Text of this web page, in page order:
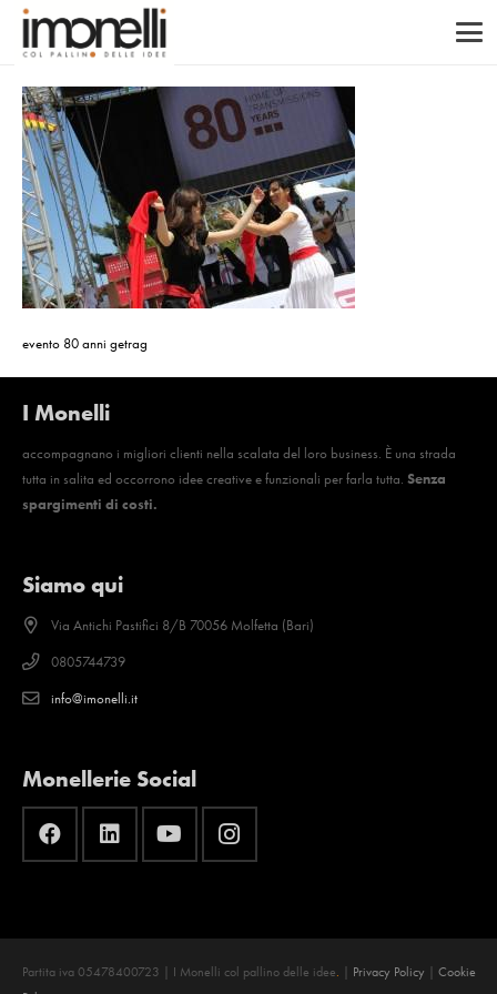
evento 80 anni getrag
I Monelli
accompagnano i migliori clienti nella scalata del loro business. È una strada
tutta in salita ed occorrono idee creative e funzionali per farla tutta. Senza
spargimenti di costi.
Siamo qui
Via Antichi Pastifici 8/B 70056 Molfetta (Bari)
0805744739
info@imonelli.it
Monellerie Social
Partita iva 05478400723 | I Monelli col pallino delle idee. Privacy Policy
Cookie